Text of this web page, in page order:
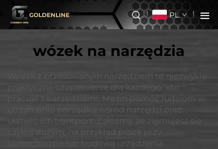
GOLDENLINE PL
wózek na narzędzia
Wózek z przesuwanym narzędziem to niezwykle
praktyczne uzupełnienie dla każdego, kto
pracuje z narzędziami. Ma on pomóc ludziom w
utrzymaniu porządku wśród narzędzi oraz
ułatwić ich transport. Załóżmy, że zajmujesz się
czymś dużym, na przykład pracą przy
samochodzie lub budową urządzenia.